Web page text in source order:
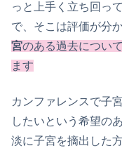
っと上手く立ち回っ
で、そこは評価が分
宮のある過去につい
ます
カンファレンスで子
したいという希望の
淡に子宮を摘出した